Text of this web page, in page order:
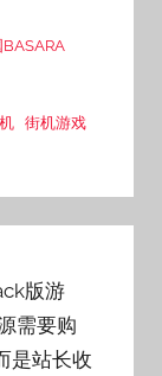
BASARA
街机游戏
版游
需要购
是站长收